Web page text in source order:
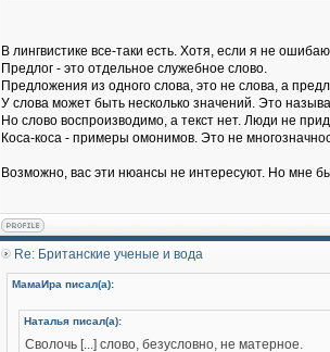
В лингвистике все-таки есть. Хотя, если я не
Предлог - это отдельное служебное слово.
Предложения из одного слова, это не слова, а
У слова может быть несколько значений. Это
Но слово воспроизводимо, а текст нет. Люди не
Коса-коса - примеры омонимов. Это не
Возможно, вас эти нюансы не интересуют. Но мне
Re: Британские ученые и вода
МамаИра писал(а):
Наталья писал(а):
Сволочь [...] слово, безусловно, не матерное.